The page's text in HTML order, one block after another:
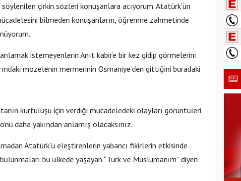
çirkin sözleri konuşanlara acıyorum. Atatürk’ün
bilmeden konuşanların, öğrenme zahmetinde
istemeyenlerin Anıt kabir’e bir kez gidip görmelerini
mozelenin mermerinin Osmaniye’den gittiğini buradaki
kurtuluşu için verdiği mücadeledeki olayları görüntüleri
daha yakından anlamış olacaksınız.
Atatürk’ü eleştirenlerin yabancı fikirlerin etkisinde
bu ülkede yaşayan “Türk ve Müslümanım” diyen